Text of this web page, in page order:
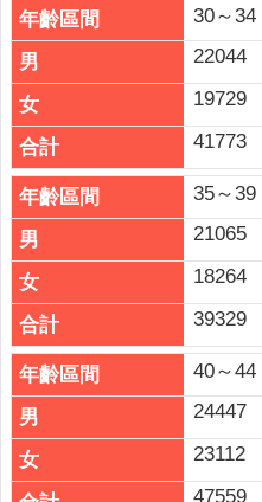
政
策
政
府
網
站
資
料
開
放
宣
告
30～34
22044
19729
41773
35～39
21065
18264
39329
40～44
24447
23112
47559